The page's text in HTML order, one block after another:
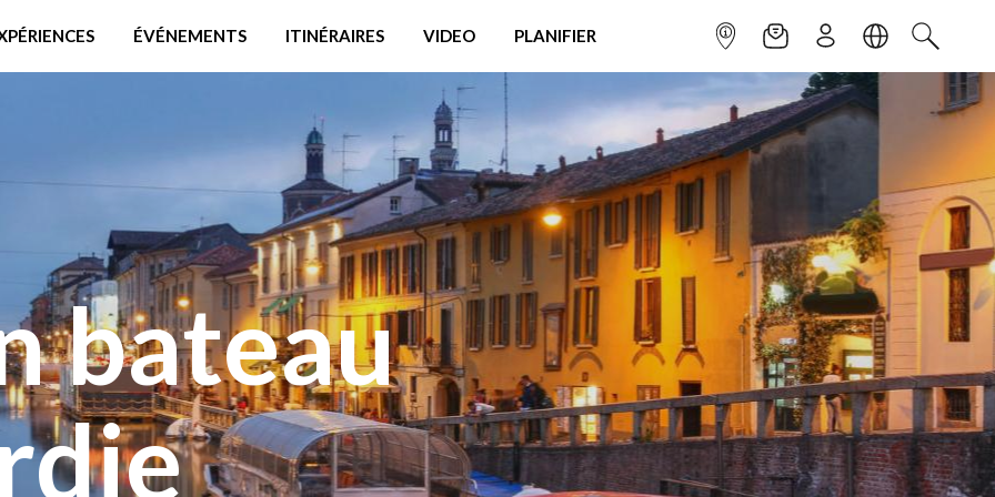
ÉVÉNEMENTS ITINÉRAIRES VIDEO PLANIFIER POINT INFONEWSLETTER
S'INSCRIRELANGUE
bateau